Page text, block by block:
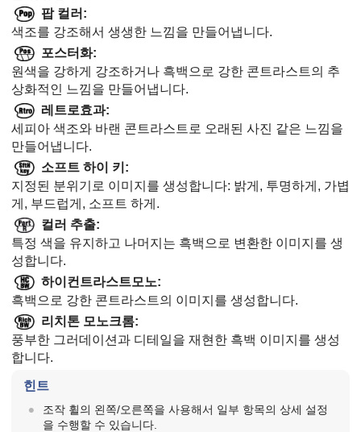
팝 컬러 :
색조를 강조해서 생생한 느낌을 만들어냅니다.
포스터화:
원색을 강하게 강조하거나 흑백으로 강한 콘트라스트의 추
상화적인 느낌을 만들어냅니다.
레트로효과:
세피아 색조와 바랜 콘트라스트로 오래된 사진 같은 느낌을
만들어냅니다.
소프트 하이 키 :
지정된 분위기로 이미지를 생성합니다: 밝게, 투명하게, 가볍
게, 부드럽게, 소프트 하게.
컬러 추출:
특정 색을 유지하고 나머지는 흑백으로 변환한 이미지를 생
성합니다.
하이컨트라스트모노:
흑백으로 강한 콘트라스트의 이미지를 생성합니다.
리치톤 모노크롬:
풍부한 그러데이션과 디테일을 재현한 흑백 이미지를 생성
합니다.
힌트
조작 휠의 왼쪽/오른쪽을 사용해서 일부 항목의 상세 설정
을 수행할 수 있습니다.